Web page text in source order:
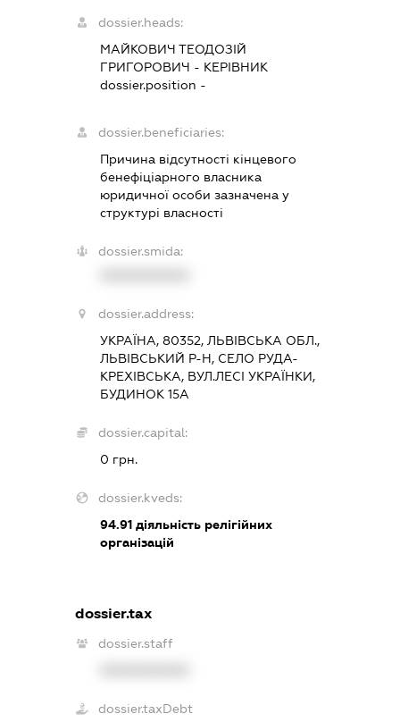
dossier.heads:
МАЙКОВИЧ ТЕОДОЗІЙ
ГРИГОРОВИЧ - КЕРІВНИК
dossier.position -
dossier.beneficiaries:
Причина відсутності кінцевого
бенефіціарного власника
юридичної особи зазначена у
структурі власності
dossier.smida:
dossier.address:
УКРАЇНА, 80352, ЛЬВІВСЬКА ОБЛ.,
ЛЬВІВСЬКИЙ Р-Н, СЕЛО РУДА-
КРЕХІВСЬКА, ВУЛ.ЛЕСІ УКРАЇНКИ,
БУДИНОК 15А
dossier.capital:
0 грн.
dossier.kveds:
94.91діяльність релігійних
організацій
dossier.tax
dossier.staff
dossier.taxDebt